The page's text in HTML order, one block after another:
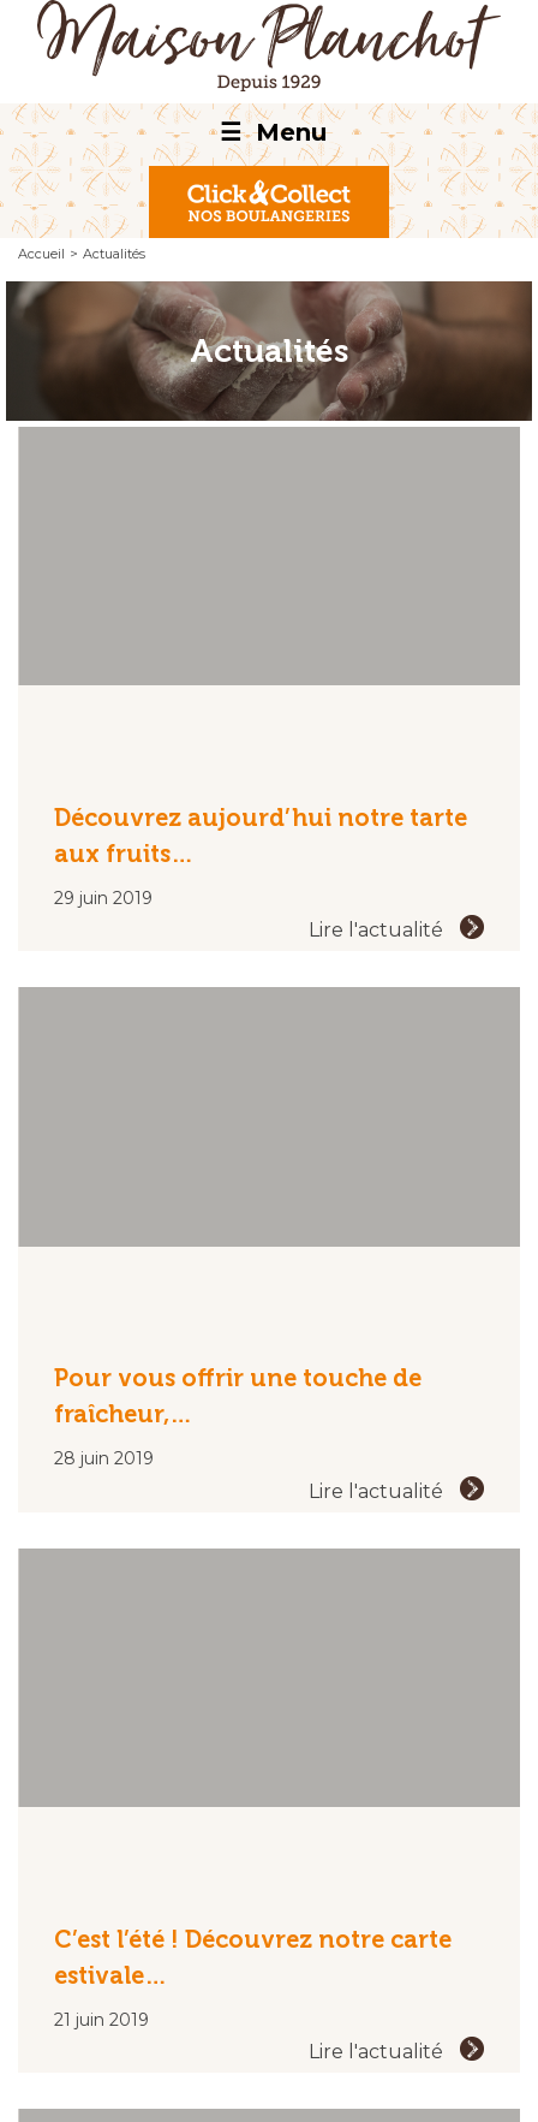
☰ Menu
Accueil > Actualités
Actualités
Découvrez aujourd’hui notre tarte
aux fruits…
29 juin 2019
Lire l'actualité
Pour vous offrir une touche de
fraîcheur,…
28 juin 2019
Lire l'actualité
C’est l’été ! Découvrez notre carte
estivale…
21 juin 2019
Lire l'actualité